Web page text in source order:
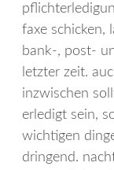
faxe schicken,
bank-, post-
letzter zeit.
inzwischen
erledigt sein,
wichtigen
dringend.